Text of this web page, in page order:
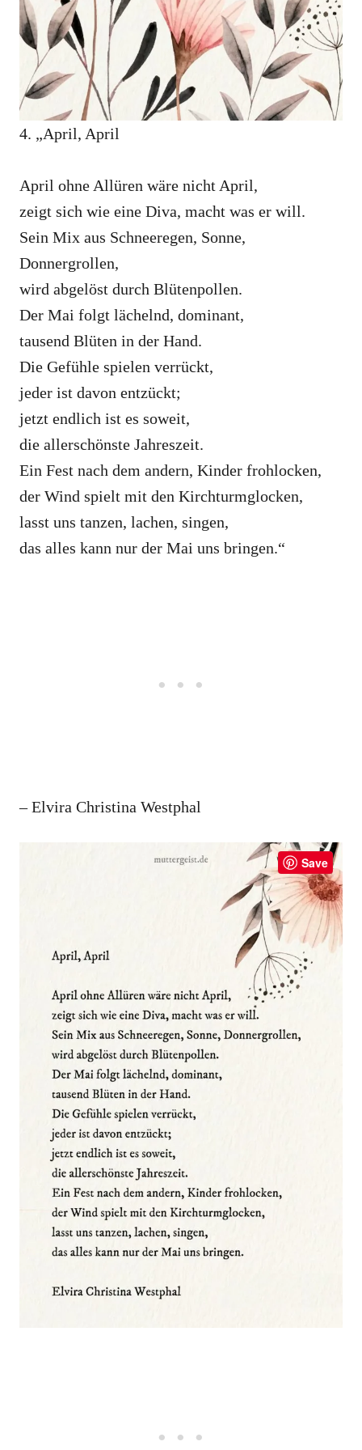
4. „April, April
April ohne Allüren wäre nicht April,
zeigt sich wie eine Diva, macht was er will.
Sein Mix aus Schneeregen, Sonne,
Donnergrollen,
wird abgelöst durch Blütenpollen.
Der Mai folgt lächelnd, dominant,
tausend Blüten in der Hand.
Die Gefühle spielen verrückt,
jeder ist davon entzückt;
jetzt endlich ist es soweit,
die allerschönste Jahreszeit.
Ein Fest nach dem andern, Kinder frohlocken,
der Wind spielt mit den Kirchturmglocken,
lasst uns tanzen, lachen, singen,
das alles kann nur der Mai uns bringen.“
– Elvira Christina Westphal
Save